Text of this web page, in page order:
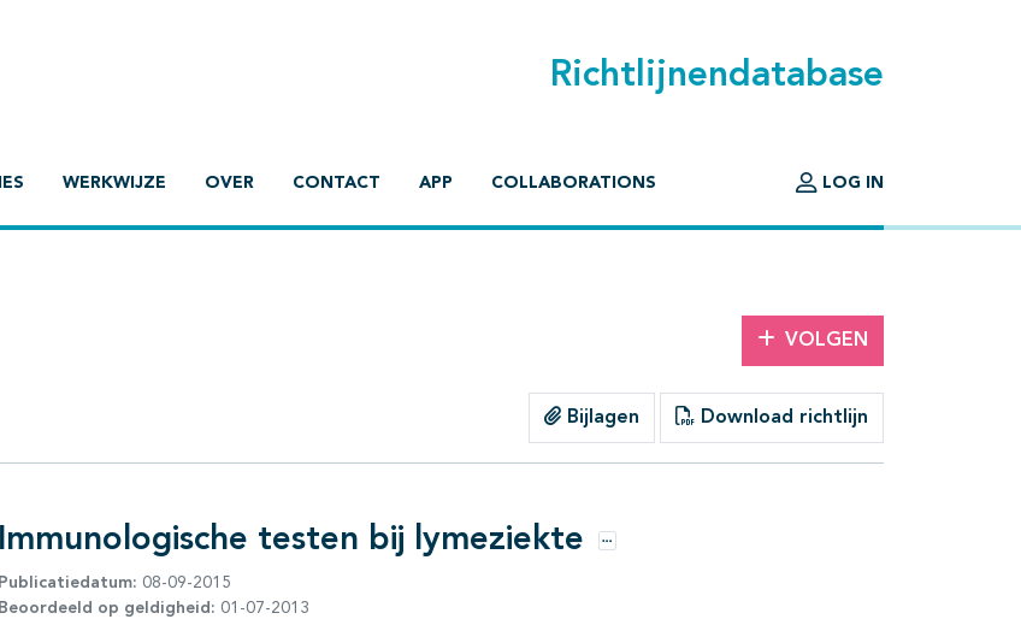
Richtlijnendatabase
WERKWIJZE OVER CONTACT APP COLLABORATIONS LOG IN
VOLGEN
Bijlagen Download richtlijn
Immunologische testen bij lymeziekte Opties
Publicatiedatum: 08-09-2015
Beoordeeld op geldigheid: 01-07-2013